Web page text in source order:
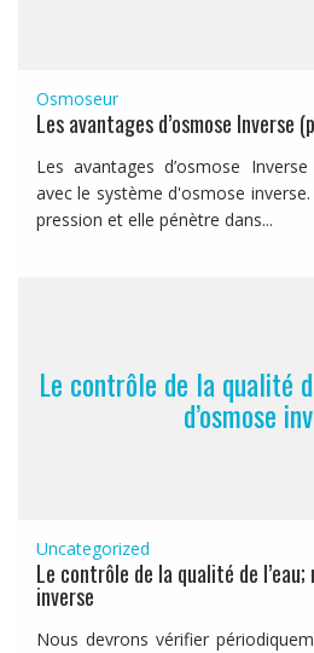
Osmoseur
Les avantages d’osmose Inverse
Les avantages d’osmose
avec le système d'osmose
pression et elle pénètre dans...
Le contrôle de la qualité
d’osmose
Uncategorized
Le contrôle de la qualité de l’eau;
inverse
Nous devrons vérifier